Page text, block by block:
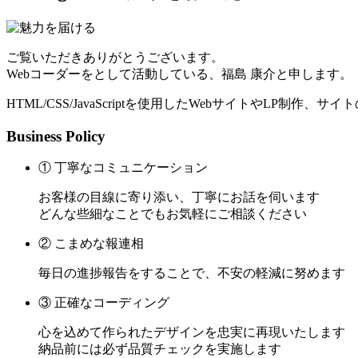
ご覧いただきありがとうございます。
Webコーダーをとして活動している、福島 康介と申します。
HTML/CSS/JavaScriptを使用したWebサイトやLP制作、サイ
Business Policy
① 丁寧なコミュニケーション
お客様の目線に寄り添い、丁寧にお話を伺います
どんな些細なことでもお気軽にご相談ください
② こまめな報連相
毎日の進捗報告をすることで、不安の軽減に努めます
③ 正確なコーディング
心を込めて作られたデザインを忠実に再現いたします
納品前には必ず品質チェックを実施します